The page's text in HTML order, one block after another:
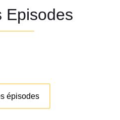
Episodes
épisodes